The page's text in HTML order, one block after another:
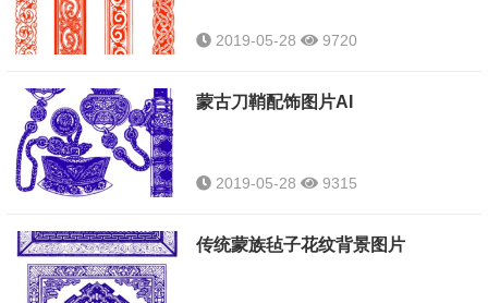
2019-05-28 9720
蒙古刀鞘配饰图片AI
2019-05-28 9315
传统蒙族毡子花纹背景图片